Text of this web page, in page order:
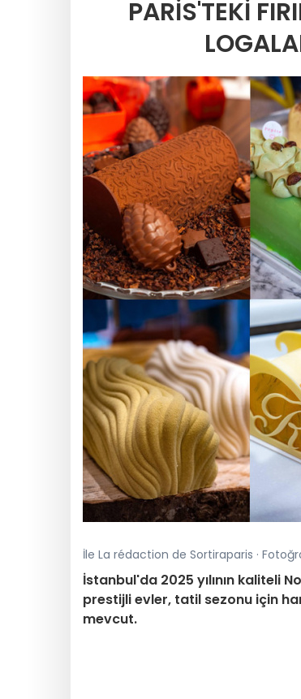
PARIS'TEKI
İle La rédaction de Sortiraparis ·
İstanbul'da 2025 yılının kaliteli
prestijli evler, tatil sezonu için
mevcut.